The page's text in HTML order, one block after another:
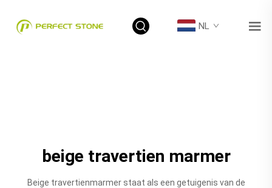
NL
beige travertien marmer
Beige travertienmarmer staat als een getuigenis van de